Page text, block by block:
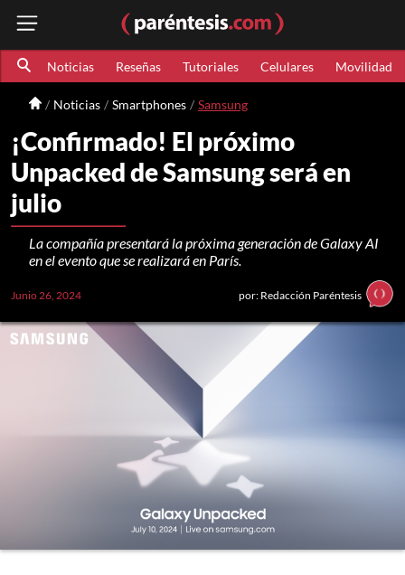
Noticias Reseñas Tutoriales Celulares Movilidad
Noticias Smartphones Samsung
¡Confirmado! El próximo
Unpacked de Samsung será en
julio
La compañía presentará la próxima generación de Galaxy AI
en el evento que se realizará en París.
Junio 26, 2024 por: Redacción Paréntesis